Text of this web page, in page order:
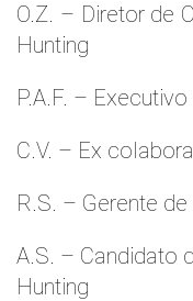
O.Z. – Diretor de
Hunting
P.A.F. –
C.V. – Ex
R.S. – Gerente
A.S. – Candidato
Hunting